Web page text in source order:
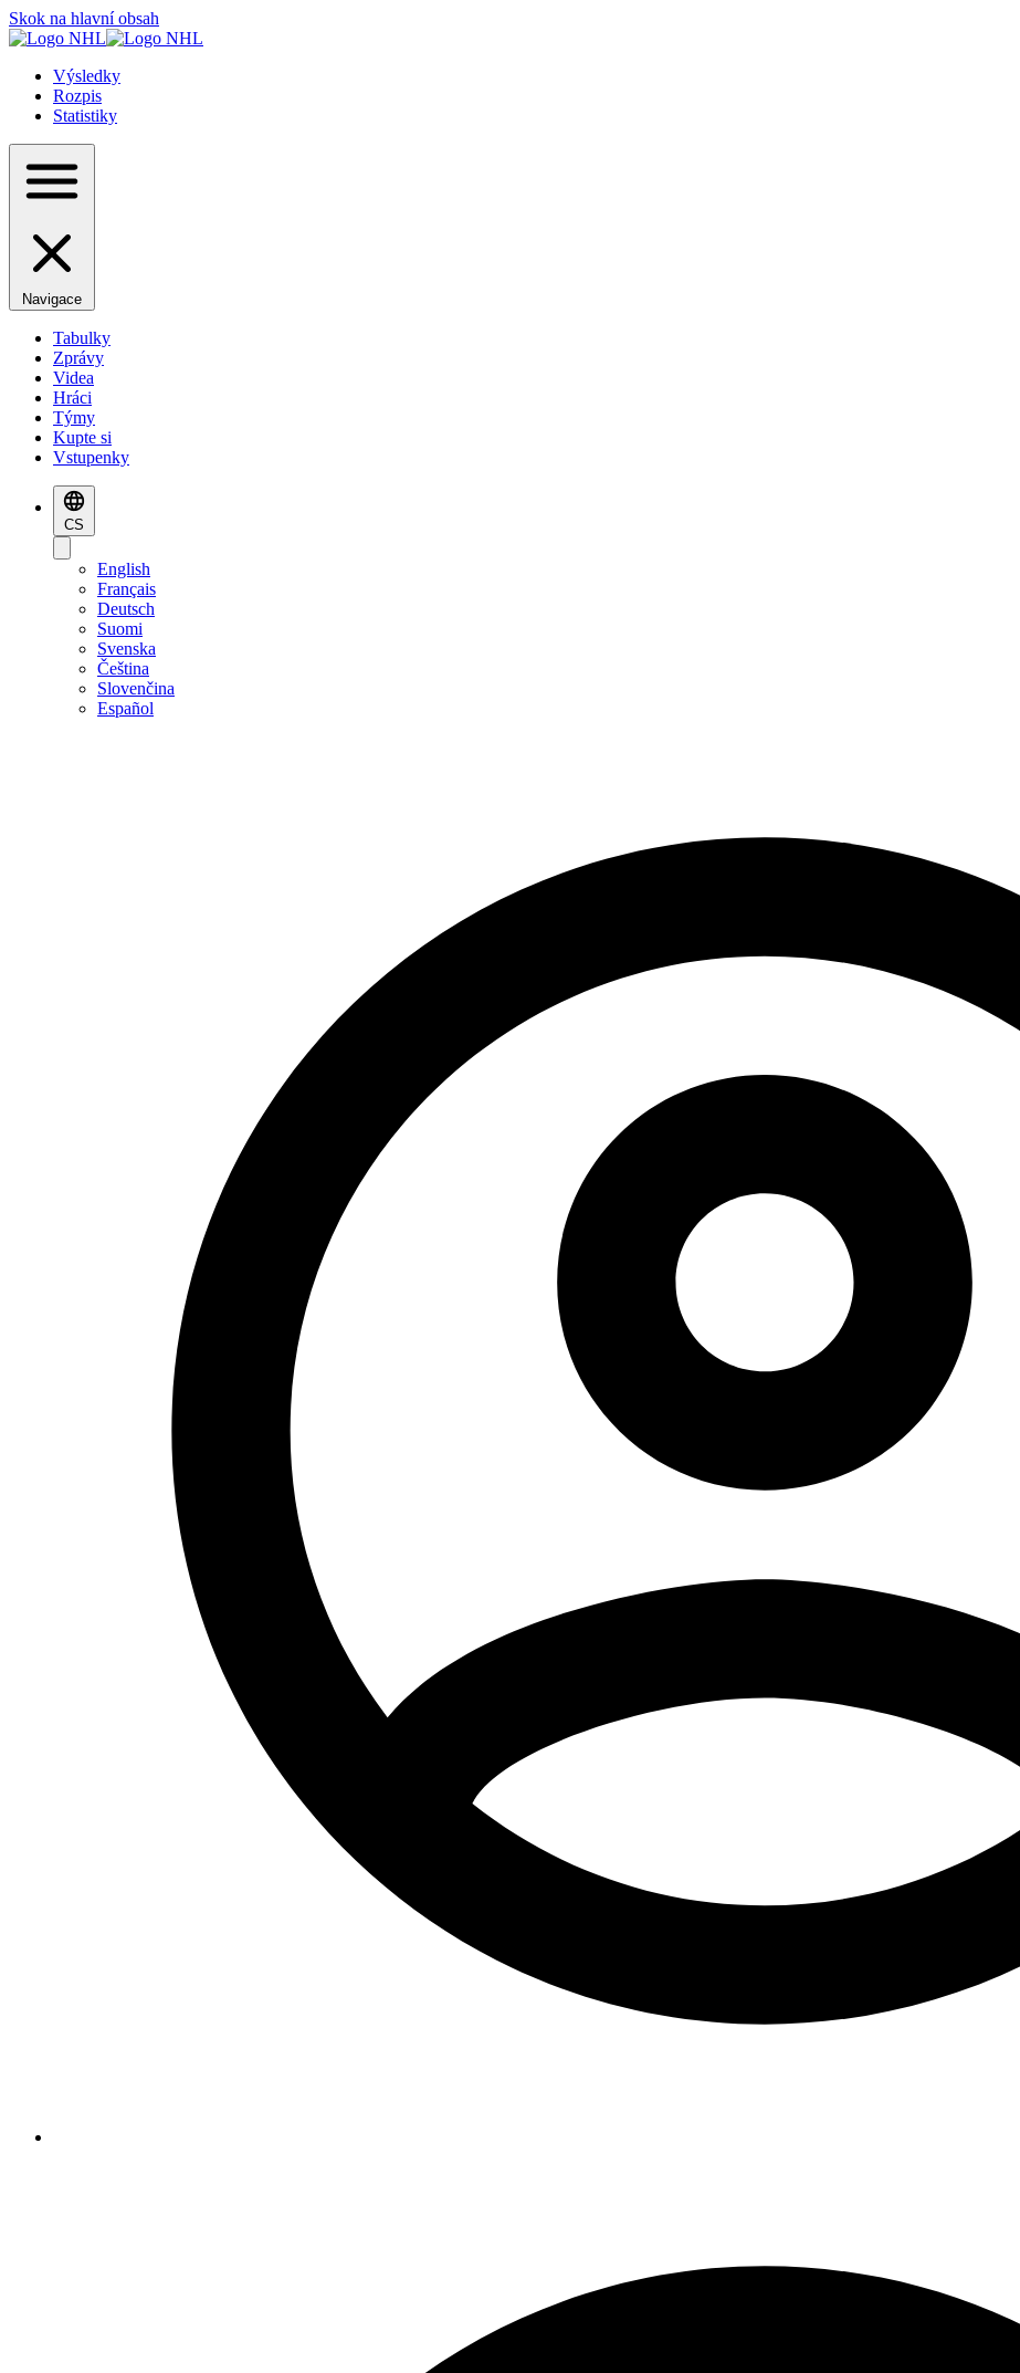
Skok na hlavní obsah
Výsledky
Rozpis
Statistiky
Navigace
Tabulky
Zprávy
Videa
Hráci
Týmy
Kupte si
Vstupenky
CS
English
Français
Deutsch
Suomi
Svenska
Čeština
Slovenčina
Español